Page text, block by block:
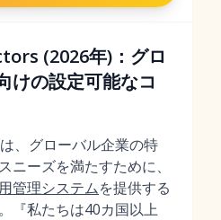
(2026年)：グロ
けの設定可能なコ
、グローバル企業の特
ニーズを満たすために、
管理システムを提供する
『私たちは40カ国以上